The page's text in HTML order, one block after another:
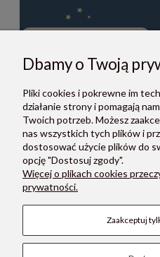
ZAPISZ SIĘ
Zapisując się do newslettera,
O NAS
Dbamy o Twoją
Pliki cookies i pokrewne im
działanie strony i pomagają
Twoich potrzeb. Możesz
nas wszystkich tych plików i
dostosować użycie plików do
opcję "Dostosuj zgody".
Więcej o plikach cookies
prywatności.
Zaakceptuj